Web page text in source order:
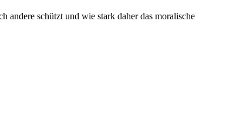
andere schützt und wie stark daher das moralische